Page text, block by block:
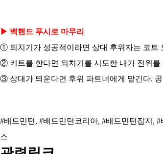
▶ 백핸드 푸시로 마무리
① 되치기가 성공적이라면 상대 후위자는 코트
② 커트를 한다면 되치기를 시도한 내가 전위를
③ 상대가 띄운다면 후위 파트너에게 맡긴다.
#배드민턴, #배드민턴코리아, #배드민턴잡지,
스